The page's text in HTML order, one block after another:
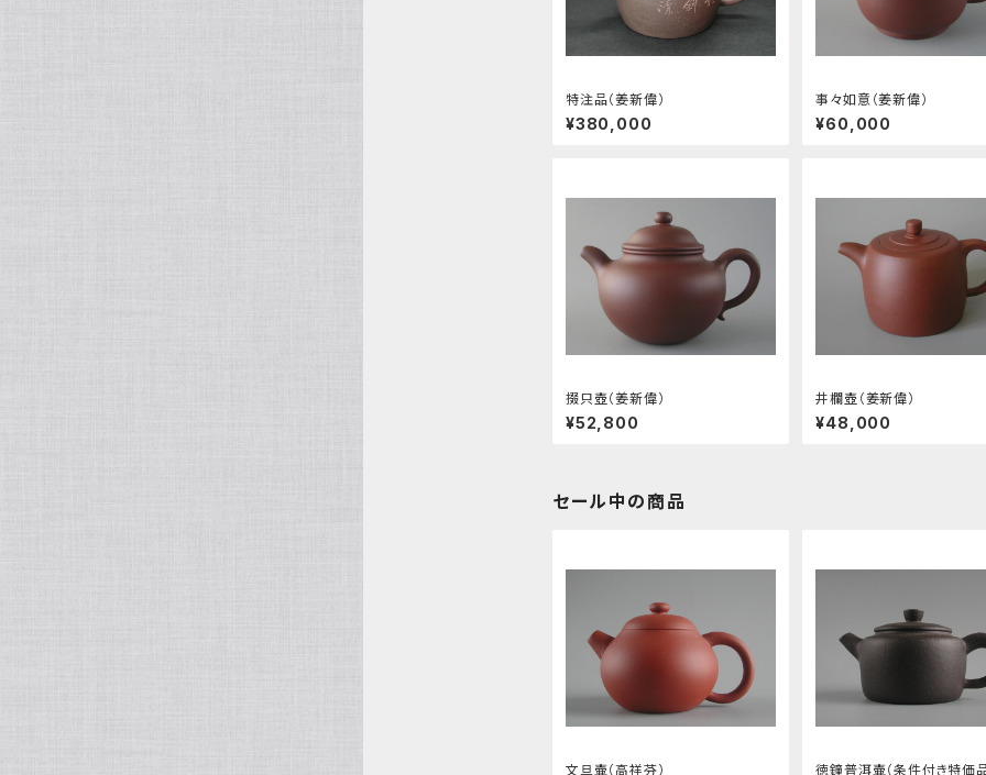
特注品（姜新偉）
¥380,000
事々如意（姜新偉）
¥60,000
掇只壺（姜新偉）
¥52,800
井欄壺（姜新偉）
¥48,000
セール中の商品
文旦壷（高祥芬） 徳鐘普洱壷（条件付き特価